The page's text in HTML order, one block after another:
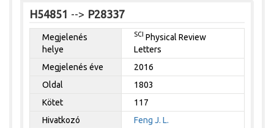
H54851 --> P28337
Megjelenés
helye
SCI Physical Review
Letters
Megjelenés éve
2016
Oldal
1803
Kötet
117
Hivatkozó
Feng J. L.